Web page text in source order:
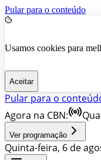
Pular para o conteúdo
Usamos cookies para
Aceitar
Pular para o
Agora na CBN:
Ver programação
Quinta-feira, 6 de